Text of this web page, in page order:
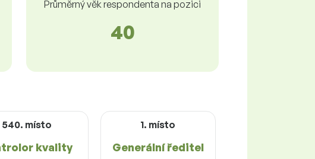
Průměrný věk respondenta na pozici
40
540. místo
kvality
1. místo
Generální ředitel